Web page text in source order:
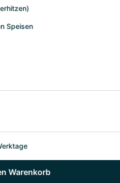
Speisen
Warenkorb